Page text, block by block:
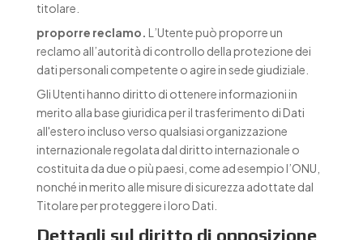
titolare.
proporre reclamo. L’Utente può proporre un
reclamo all’autorità di controllo della protezione dei
dati personali competente o agire in sede giudiziale.
Gli Utenti hanno diritto di ottenere informazioni in
merito alla base giuridica per il trasferimento di Dati
all'estero incluso verso qualsiasi organizzazione
internazionale regolata dal diritto internazionale o
costituita da due o più paesi, come ad esempio l’ONU,
nonché in merito alle misure di sicurezza adottate dal
Titolare per proteggere i loro Dati.
Dettagli sul diritto di opposizione